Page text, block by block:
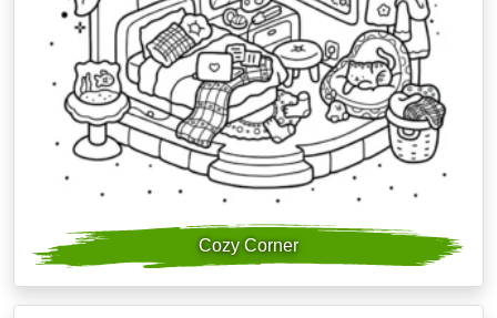
Cozy Corner